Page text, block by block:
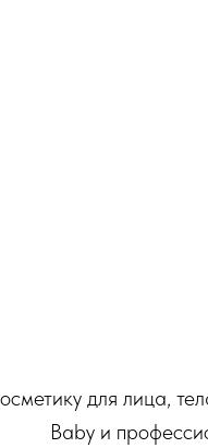
для лица,
Baby и